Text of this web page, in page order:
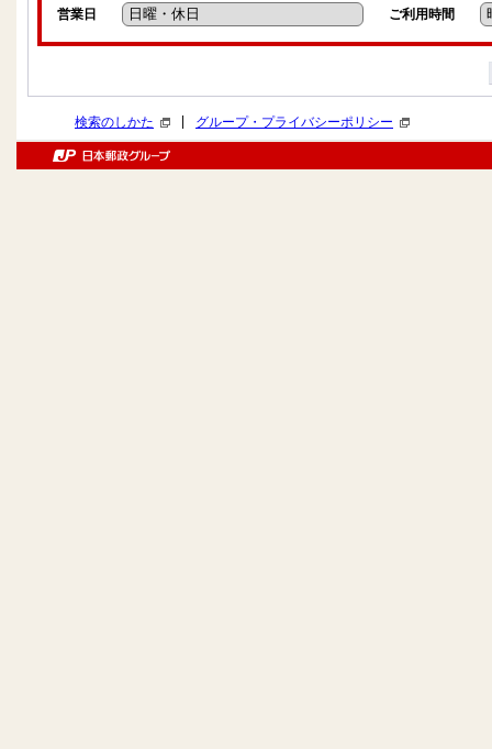
営業日 ご利用時間
検索のしかた グループ・プライバシーポリシー